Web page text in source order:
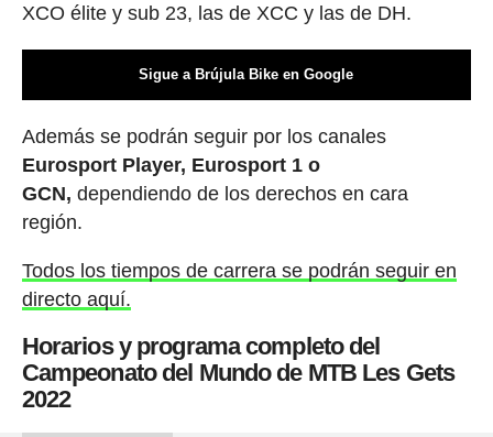
XCO élite y sub 23, las de XCC y las de DH.
Sigue a Brújula Bike en Google
Además se podrán seguir por los canales
Eurosport Player, Eurosport 1 o
GCN, dependiendo de los derechos en cara
región.
Todos los tiempos de carrera se podrán seguir en
directo aquí.
Horarios y programa completo del
Campeonato del Mundo de MTB Les Gets
2022